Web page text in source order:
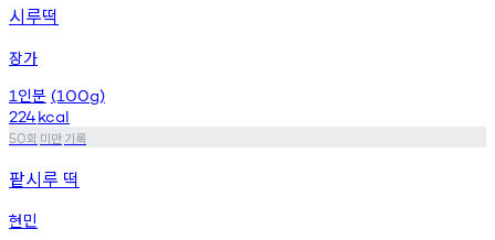
시루떡
장가
1 인분 (100g)
224kcal
50회 미만기록
팥시루 떡
현민